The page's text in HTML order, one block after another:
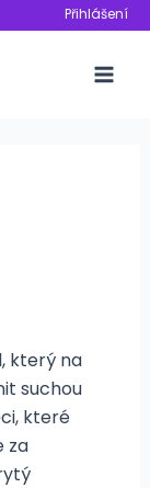
Přihlášení
který na
suchou
které
za